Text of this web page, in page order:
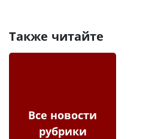
Также читайте
Все новости
рубрики